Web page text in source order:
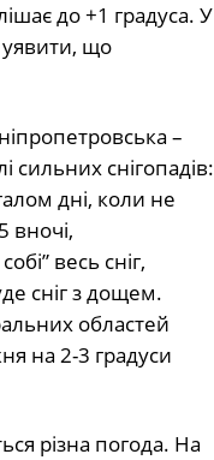
до +1 градуса. У
уявити, що
–
сильних снігопадів:
дні, коли не
вночі,
весь сніг,
сніг з дощем.
областей
на 2-3 градуси
різна погода. На